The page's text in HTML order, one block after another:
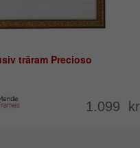
träram Precioso
1.099 kr